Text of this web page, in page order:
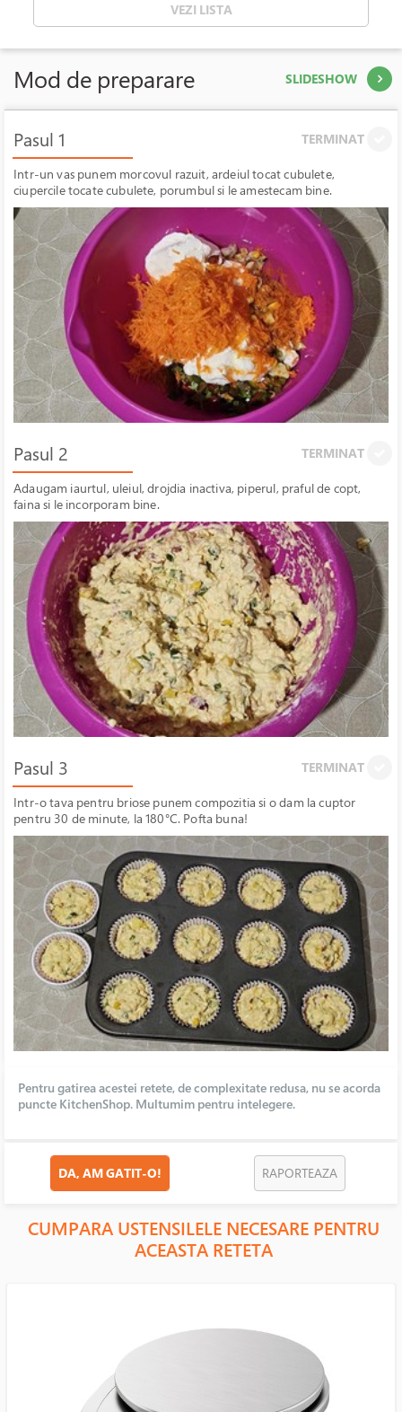
VEZI LISTA
Mod de preparare SLIDESHOW
Pasul 1 TERMINAT
Intr-un vas punem morcovul razuit, ardeiul tocat cubulete,
ciupercile tocate cubulete, porumbul si le amestecam bine.
Pasul 2 TERMINAT
Adaugam iaurtul, uleiul, drojdia inactiva, piperul, praful de copt,
faina si le incorporam bine.
Pasul 3 TERMINAT
Intr-o tava pentru briose punem compozitia si o dam la cuptor
pentru 30 de minute, la 180°C. Pofta buna!
Pentru gatirea acestei retete, de complexitate redusa, nu se acorda
puncte KitchenShop. Multumim pentru intelegere.
DA, AM GATIT-O! RAPORTEAZA
CUMPARA USTENSILELE NECESARE PENTRU
ACEASTA RETETA